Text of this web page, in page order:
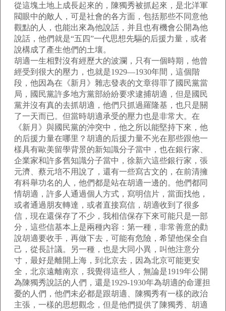
從這塊土地上成長起來的，陳獨秀被抓起來，是北洋軍
閥眼中的敵人，可是社會的各方面，包括那些不同意他
觀點的人，也能出來為他說話，并且也有機會公開為他
說話，他們就是“五四”一代思想先驅的后援力量，或者
說構成了產生他們的土壤。
胡適一生相對沒有經歷大的波瀾，只有一個時期，他曾
經受到很大的壓力，也就是1929—1930年間，這個階
段，他因為在《新月》雜志發表的文章得罪了國民黨當
局，國民黨許多地方黨部紛紛要求逮捕胡適，但是國民
黨并沒有真的去抓胡適，他們只抓過羅隆基，也只是關
了一天而已。但當時胡適承受的壓力也是非常大。在
《新月》與國民黨的沖突中，他之所以能堅持下來，他
的后援力量在哪里？胡適的后援力量不光在那些跟他一
樣具有歐美留學背景的新知識分子當中，也在銀行家、
企業家和許多舊知識分子當中，徐新六這些銀行家，張
元濟、蔡元培不用說了，還有一些寫古文的，在前清擁
有科舉功名的人，他們都是站在胡適一邊的。他們都同
情胡適，許多人通過個人方式，寫明信片，當面找他，
或者通過朋友轉達，或者直接寫信，胡適收到了很多
信，現在還保存了不少，我相信保存下來可能只是一部
分，這些信基本上是兩種內容：第一種，非常善意的勸
說胡適要收手，再做下去，可能有危險，希望他保全自
己，從長計議。另一種，也是大同小異，叫他注意分
寸，最好是離開上海，到北京去，因為北京可能更安
全，北京遠離南京，我覺得這些人，無論是1919年公開
為陳獨秀說話的人們，還是1929-1930年為胡適的命運担
憂的人們，他們未必都是跟胡適、陳獨秀有一樣的政治
主張，一樣的思想觀念，但是他們提供了陳獨秀、胡適